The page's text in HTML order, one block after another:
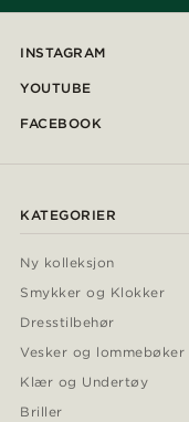
INSTAGRAM
YOUTUBE
FACEBOOK
KATEGORIER
Ny kolleksjon
Smykker og Klokker
Dresstilbehør
Vesker og lommebøker
Klær og Undertøy
Briller